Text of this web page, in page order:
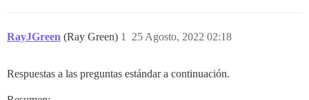
RayJGreen (Ray Green) 25 Agosto, 2022 02:18
1
Respuestas a las preguntas estándar a continuación.